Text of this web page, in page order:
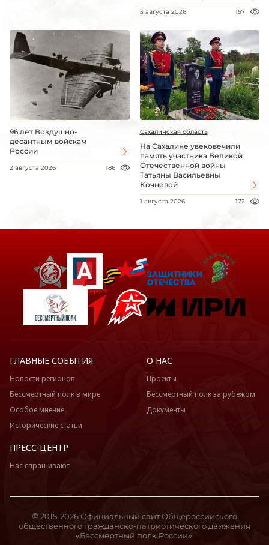
3 августа 2026 157
96 лет Воздушно-
десантным войскам
России
2 августа 2026 186
Сахалинская область
На Сахалине увековечили
память участника Великой
Отечественной войны
Татьяны Васильевны
Кочневой
1 августа 2026 172
ГЛАВНЫЕ СОБЫТИЯ
Новости регионов
Бессмертный полк в мире
Особое мнение
Исторические статьи
О НАС
Проекты
Бессмертный полк за рубежом
Документы
ПРЕСС-ЦЕНТР
Нас спрашивают
© 2015-2026 Официальный сайт Общероссийского
общественного гражданско-патриотического движения
«Бессмертный полк России».